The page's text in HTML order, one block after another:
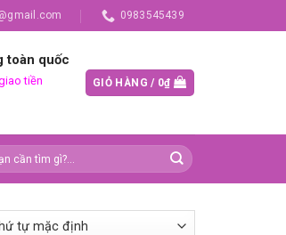
0983545439
toàn quốc
tiền GIỎ HÀNG / 0₫